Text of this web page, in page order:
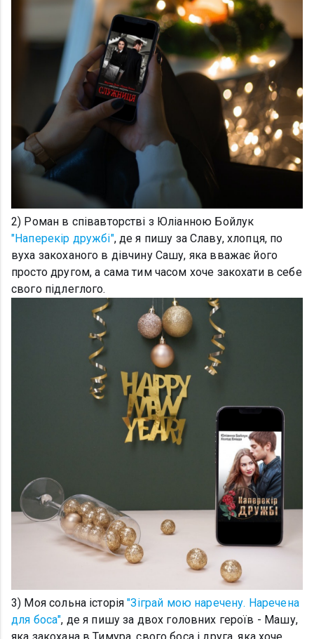
2) Роман в співавторстві з Юліанною Бойлук
"Наперекір дружбі", де я пишу за Славу, хлопця, по
вуха закоханого в дівчину Сашу, яка вважає його
просто другом, а сама тим часом хоче закохати в себе
свого підлеглого.
3) Моя сольна історія "Зіграй мою наречену. Наречена
для боса", де я пишу за двох головних героїв - Машу,